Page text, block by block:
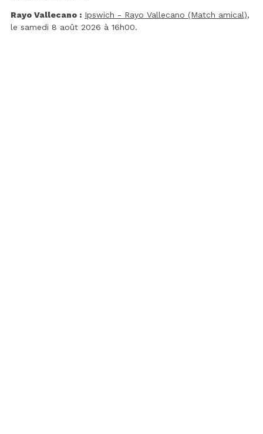
Rayo Vallecano : Ipswich - Rayo Vallecano (Match amical),
le samedi 8 août 2026 à 16h00.